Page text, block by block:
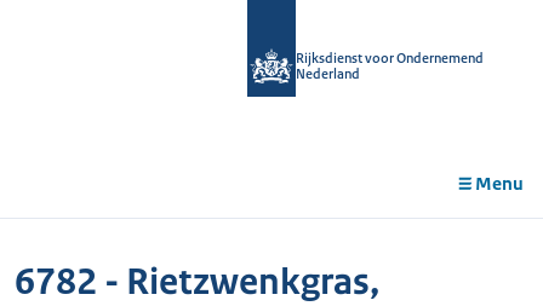
Rijksdienst voor Ondernemend
Nederland
Menu
6782 - Rietzwenkgras,